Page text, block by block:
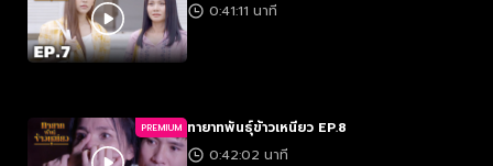
0:41:11 นาที
PREMIUM ทายาทพันธุ์ข้าวเหนียว EP.8
0:42:02 นาที